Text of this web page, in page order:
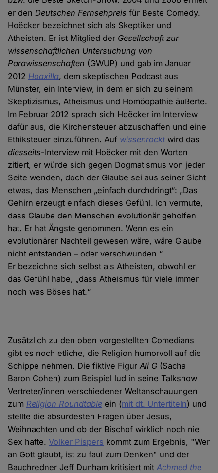
er denDeutschen Fernsehpreis für Beste Comedy.
Hoëcker bezeichnet sich als Skeptiker und
Atheisten. Er ist Mitglied der Gesellschaft zur
wissenschaftlichen Untersuchung von
Parawissenschaften (GWUP) und gab im Januar
2012 Hoaxilla, dem skeptischen Podcast aus
Münster, ein Interview, in dem er sich zu seinem
Skeptizismus, Atheismus und Homöopathie äußerte.
Im Februar 2012 sprach sich Hoëcker im Interview
dafür aus, die Kirchensteuer abzuschaffen und eine
Ethiksteuer einzuführen. Auf wissenrocktwird das
diesseits-Interview mit Hoëcker mit den Worten
zitiert, er würde sich gegen Dogmatismus von jeder
Seite wenden, doch der Glaube sei aus seiner Sicht
etwas, das Menschen „einfach durchdringt“: „Das
Gehirn erzeugt einfach dieses Gefühl. Ich vermute,
dass Glaube den Menschen evolutionär geholfen
hat. Er hat Ängste genommen. Wenn es ein
evolutionärer Nachteil gewesen wäre, wäre Glaube
nicht entstanden – oder verschwunden.“
Er bezeichne sich selbst als Atheisten, obwohl er
das Gefühl habe, „dass Atheismus für viele immer
noch was Böses hat.“
Zusätzlich zu den oben vorgestellten Comedians
gibt es noch etliche, die Religion humorvoll auf die
Schippe nehmen. Die fiktive FigurAli G (Sacha
Baron Cohen) zum Beispiel lud in seine Talkshow
Vertreter/innen verschiedener Weltanschauungen
zum Religion Roundtable ein (mit dt. Untertiteln) und
stellte die absurdesten Fragen über Jesus,
Weihnachten und ob der Bischof wirklich noch nie
Sex hatte.Volker Pispers kommt zum Ergebnis, "Wer
an Gott glaubt, ist zu faul zum Denken" und der
Bauchredner Jeff Dunham kritisiert mitAchmed the